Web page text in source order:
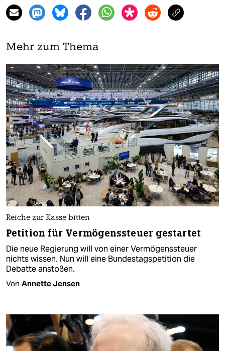
Mehr zum Thema
Reiche zur Kasse bitten
Petition für Vermögenssteuer gestartet
Die neue Regierung will von einer Vermögenssteuer
nichts wissen. Nun will eine Bundestagspetition die
Debatte anstoßen.
Von Annette Jensen